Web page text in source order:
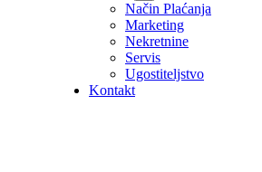
Način Plaćanja
Marketing
Nekretnine
Servis
Ugostiteljstvo
Kontakt